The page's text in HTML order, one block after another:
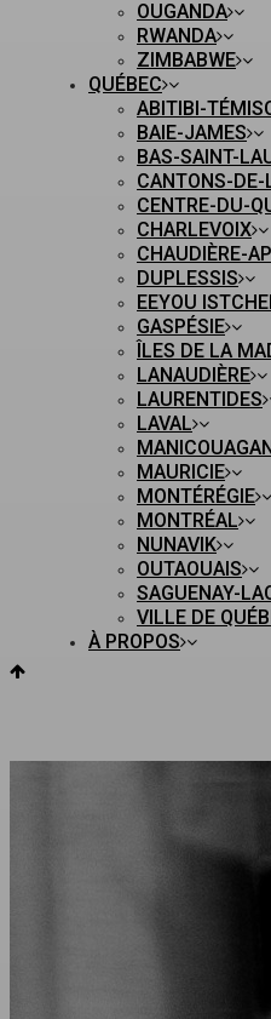
OUGANDA
RWANDA
ZIMBABWE
QUÉBEC
ABITIBI-
BAIE-JAMES
BAS-SAINT-
CANTONS-DE-
CENTRE-DU-
CHARLEVOIX
CHAUDIÈRE-
DUPLESSIS
EEYOU
GASPÉSIE
ÎLES DE LA
LANAUDIÈRE
LAURENTIDES
LAVAL
MAURICIE
MONTÉRÉGIE
MONTRÉAL
NUNAVIK
OUTAOUAIS
SAGUENAY-
VILLE DE
À PROPOS